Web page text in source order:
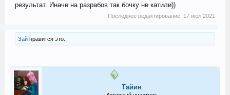
результат. Иначе на разрабов так бочку не катили))
Последнее редактирование: 17 июл 2021
Зайнравится это.
Тайин